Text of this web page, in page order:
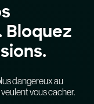
Bloquez
dangereux au
vous cacher.